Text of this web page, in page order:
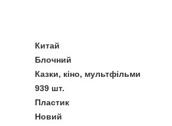
Китай
Блочний
Казки, кіно, мультфільми
939 шт.
Пластик
Новий